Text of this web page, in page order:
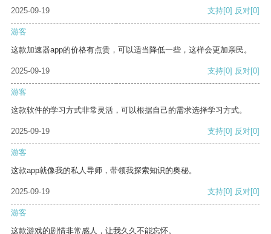
2025-09-19 支持[0] 反对[0]
游客
这款加速器app的价格有点贵，可以适当降低一些，这样会更加亲民。
2025-09-19 支持[0] 反对[0]
游客
这款软件的学习方式非常灵活，可以根据自己的需求选择学习方式。
2025-09-19 支持[0] 反对[0]
游客
这款app就像我的私人导师，带领我探索知识的奥秘。
2025-09-19 支持[0] 反对[0]
游客
这款游戏的剧情非常感人，让我久久不能忘怀。